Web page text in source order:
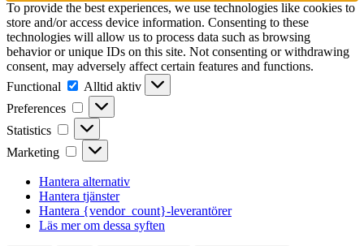
To provide the best experiences, we use technologies like cookies to
store and/or access device information. Consenting to these
technologies will allow us to process data such as browsing
behavior or unique IDs on this site. Not consenting or withdrawing
consent, may adversely affect certain features and functions.
Functional
Functional
Alltid aktiv
Preferences
Preferences
Statistics Statistics
Marketing Marketing
Hantera alternativ
Hantera tjänster
Hantera {vendor_count}-leverantörer
Läs mer om dessa syften